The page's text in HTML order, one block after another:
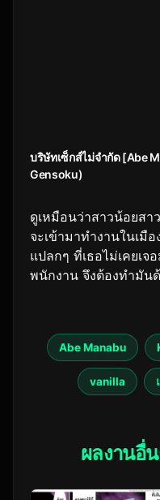
บริษัทเซ็กส์ไม่จำกัด [Abe
Gensoku)
ดูเหมือนว่าสาวน้อยสา
จะเข้ามาทำงานในเมื
แปลกๆ ที่เธอไม่เคยเจ
พนักงาน จึงต้องทำมัน
Abe Manabu
vanilla
ผลงานอื่